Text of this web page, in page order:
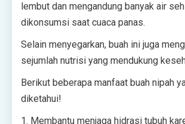
lembut dan mengandung banyak air
dikonsumsi saat cuaca panas.
Selain menyegarkan, buah ini juga
sejumlah nutrisi yang mendukung
Berikut beberapa manfaat buah nipah
diketahui!
1. Membantu menjaga hidrasi tubuh